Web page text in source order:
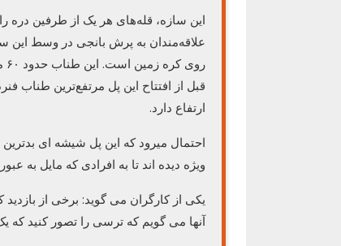
این سازه، قله‌های هر یک از طرفین دره
علاقه‌مندان به پرش بانجی در وسط این
ارتفاع دارد.
احتمال میرود که این پل شیشه ای
ویژه دیده اند تا به افرادی که مایل به
یکی از کارگران می گوید: برخی از
آنها می گویم که ترسی را تصور کنید که